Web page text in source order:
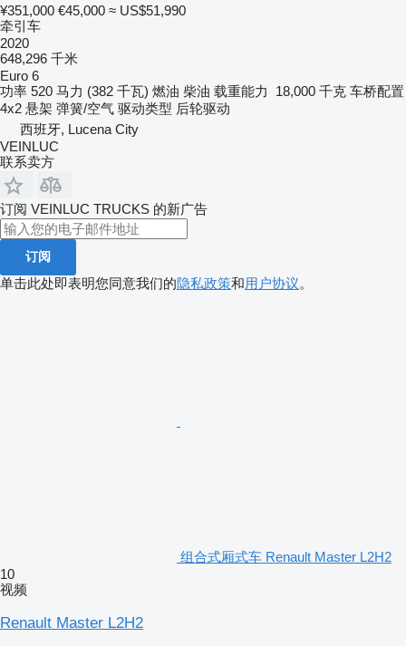
¥351,000 €45,000 ≈ US$51,990
牵引车
2020
648,296 千米
Euro 6
功率 520 马力 (382 千瓦) 燃油 柴油 载重能力 18,000 千克 车桥配置
4x2 悬架 弹簧/空气 驱动类型 后轮驱动
西班牙, Lucena City
VEINLUC
联系卖方
订阅 VEINLUC TRUCKS 的新广告
订阅
单击此处即表明您同意我们的隐私政策和用户协议。
组合式厢式车 Renault Master L2H2
10
视频
Renault Master L2H2